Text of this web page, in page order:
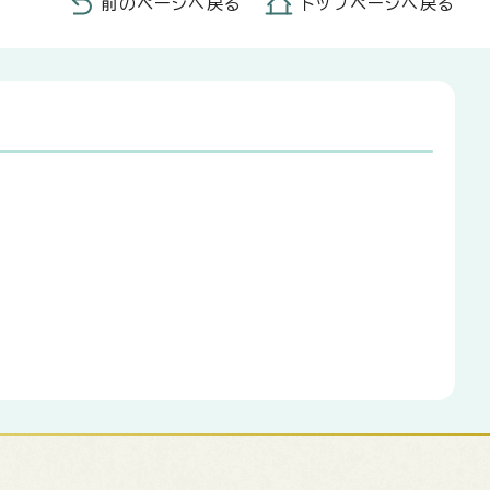
前のページへ戻る トップページへ戻る